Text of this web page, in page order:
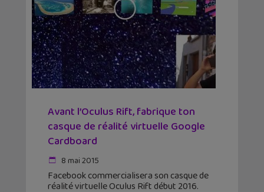
Avant l’Oculus Rift, fabrique ton
casque de réalité virtuelle Google
Cardboard
8 mai 2015
Facebook commercialisera son casque de
réalité virtuelle Oculus Rift début 2016.